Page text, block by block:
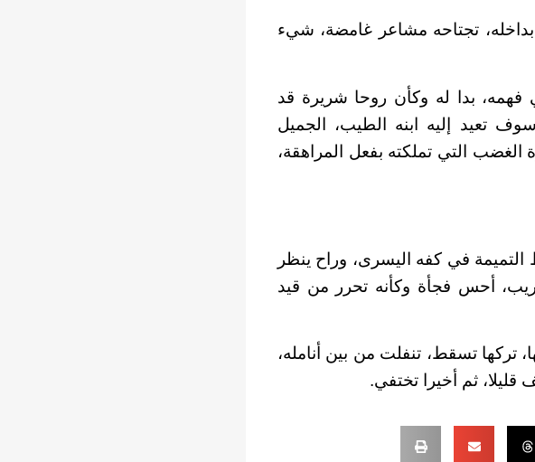
تجتاحه مشاعر غامضة، شيء
فهمه، بدا له وكأن روحا شريرة قد
تعيد إليه ابنه الطيب، الجميل
التي تملكته بفعل المراهقة،
التميمة في كفه اليسرى، وراح ينظر
أحس فجأة وكأنه تحرر من قيد
تركها تسقط، تنفلت من بين أنامله،
قليلا، ثم أخيرا تختفي.